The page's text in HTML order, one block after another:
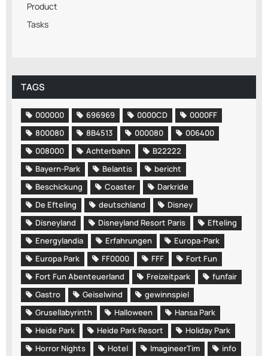
Product
Tasks
TAGS
000000 696969 0000CD
0000FF
800080
8B4513 000080
006400
008000
Achterbahn
B22222
Bayern-Park
Belantis
bericht
Beschickung
Coaster
Darkride
De Efteling
deutschland
Disney
Disneyland
Disneyland Resort Paris
Efteling
Energylandia
Erfahrungen
Europa-Park
Europa Park
FF0000 FFF
Fort Fun
Fort Fun Abenteuerland
Freizeitpark
funfair
Gastro
Geiselwind
gewinnspiel
Grusellabyrinth
Halloween
Hansa Park
Heide Park
Heide Park Resort
Holiday Park
Horror Nights
Hotel ImagineerTim
info